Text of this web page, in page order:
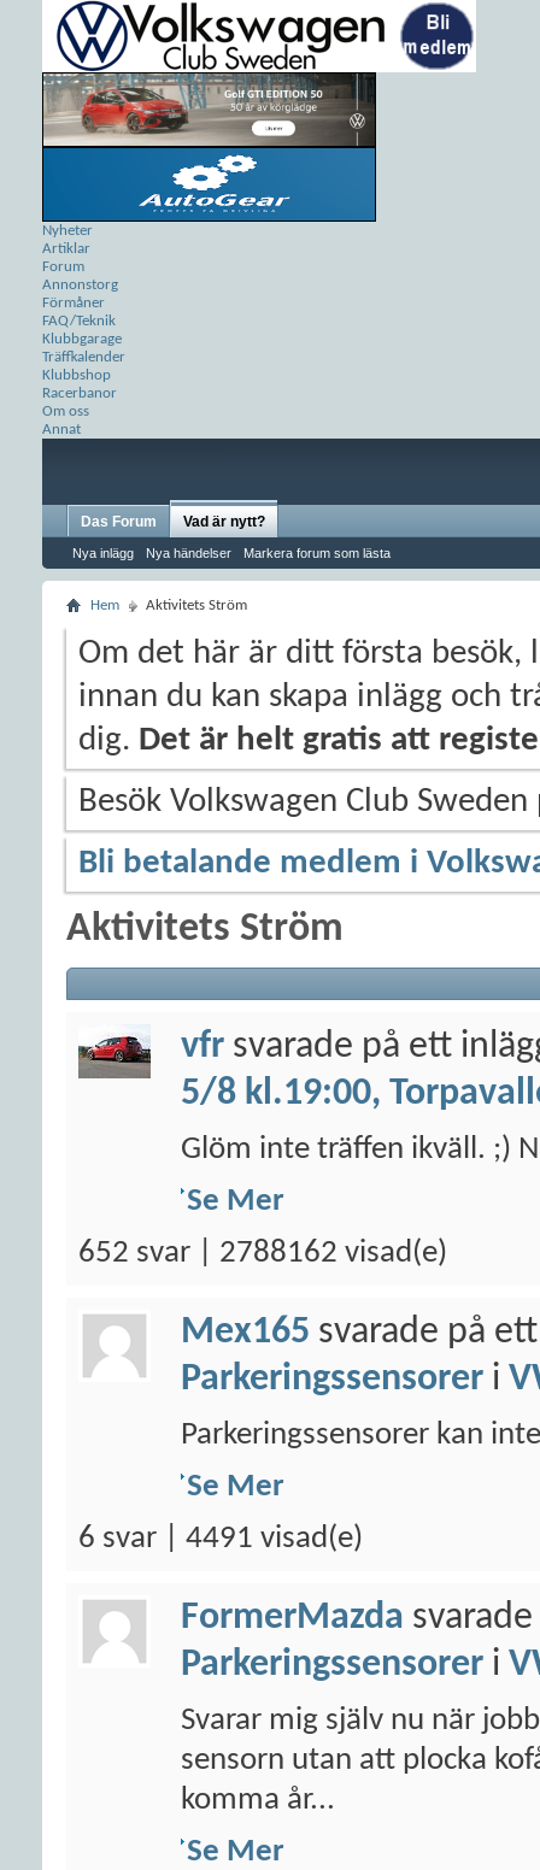
Nyheter
Artiklar
Forum
Annonstorg
Förmåner
FAQ/Teknik
Klubbgarage
Träffkalender
Klubbshop
Racerbanor
Om oss
Annat
Das Forum Vad är nytt?
Nya inlägg Nya händelser Markera forum som lästa
Hem Aktivitets Ström
Om det här är ditt första besök,
innan du kan skapa inlägg och
dig. Det är helt gratis att
Besök Volkswagen Club
Bli betalande medlem i
Aktivitets Ström
vfr svarade på ett
5/8 kl.19:00,
Glöm inte träffen ikväll. ;)
Se Mer
652 svar | 2788162 visad(e)
Mex165 svarade på
Parkeringssensorer i
Parkeringssensorer kan
Se Mer
6 svar | 4491 visad(e)
FormerMazda
Parkeringssensorer i
Svarar mig själv nu när
sensorn utan att plocka
komma år...
Se Mer